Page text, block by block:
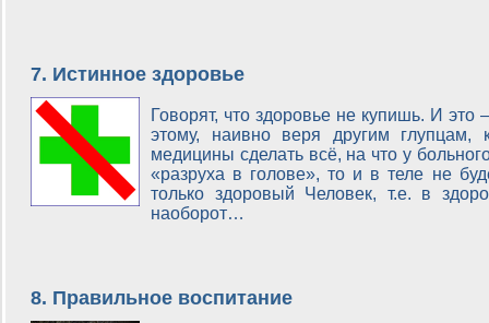
7. Истинное здоровье
Говорят, что здоровье не купишь. И
этому, наивно веря другим
медицины сделать всё, на что у
«разруха в голове», то и в теле не
только здоровый Человек, т.е. в
наоборот…
8. Правильное воспитание